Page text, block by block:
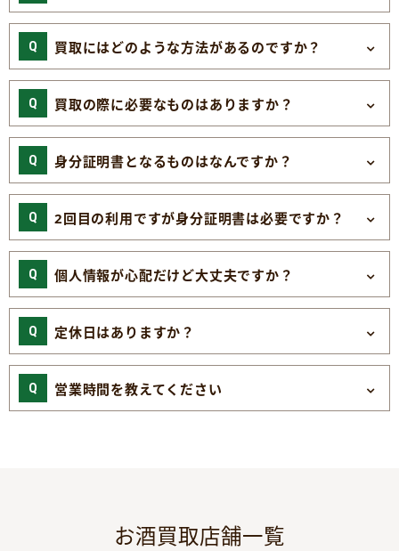
買取にはどのような方法があるのですか？
買取の際に必要なものはありますか？
身分証明書となるものはなんですか？
2回目の利用ですが身分証明書は必要ですか？
個人情報が心配だけど大丈夫ですか？
定休日はありますか？
営業時間を教えてください
お酒買取店舗一覧